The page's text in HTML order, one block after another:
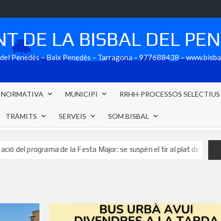
DE LA BISBAL DEL
Penedès – Baix Penedès – Tarragona – 977688438 –
NORMATIVA MUNICIPI RRHH-PROCESSOS SELECTIUS
TRÀMITS SERVEIS SOM BISBAL
de la Festa Major: se suspèn el tir al plat de Festa Major